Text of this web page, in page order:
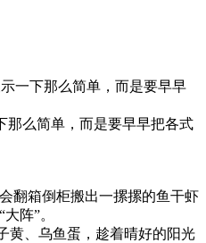
一下那么简单，而是要早早
那么简单，而是要早早把各式
翻箱倒柜搬出一摞摞的鱼干虾
阵”。
黄、乌鱼蛋，趁着晴好的阳光